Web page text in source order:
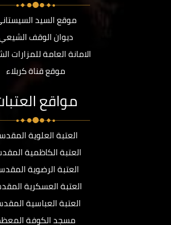
موقع السيد
ديوان الوقف
الامانة العامة للمزارات
موقع قناة كربلاء
مواقع
العتبة العلوية
العتبة الكاظمية
العتبة الرضوية
العتبة العسكرية
العتبة العباسية
مسجد الكوفة